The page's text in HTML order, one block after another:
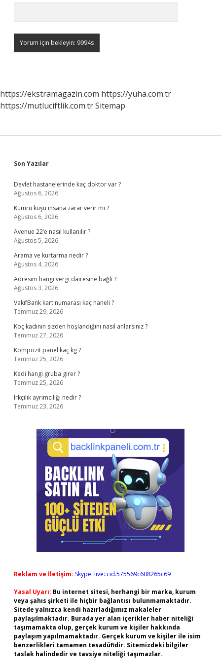
https://ekstramagazin.com https://yuha.com.tr
https://mutluciftlik.com.trSitemap
Sidebar
Son Yazılar
Devlet hastanelerinde kaç doktor var ?
Ağustos 6, 2026
Kumru kuşu insana zarar verir mi ?
Ağustos 6, 2026
Avenue 22’e nasıl kullanılır ?
Ağustos 5, 2026
Arama ve kurtarma nedir ?
Ağustos 4, 2026
Adresim hangi vergi dairesine bağlı ?
Ağustos 3, 2026
VakıfBank kart numarası kaç haneli ?
Temmuz 29, 2026
Koç kadının sizden hoşlandığını nasıl anlarsınız ?
Temmuz 27, 2026
Kompozit panel kaç kg ?
Temmuz 25, 2026
Kedi hangi gruba girer ?
Temmuz 25, 2026
Irkçılık ayrımcılığı nedir ?
Temmuz 23, 2026
Reklam ve İletişim: Skype: live:.cid.575569c608265c69
Yasal Uyarı: Bu internet sitesi, herhangi bir marka, kurum
veya şahıs şirketi ile hiçbir bağlantısı bulunmamaktadır.
Sitede yalnızca kendi hazırladığımız makaleler
paylaşılmaktadır. Burada yer alan içerikler haber niteliği
taşımamakta olup, gerçek kurum ve kişiler hakkında
paylaşım yapılmamaktadır. Gerçek kurum ve kişiler ile isim
benzerlikleri tamamen tesadüfidir. Sitemizdeki bilgiler
taslak halindedir ve tavsiye niteliği taşımazlar.